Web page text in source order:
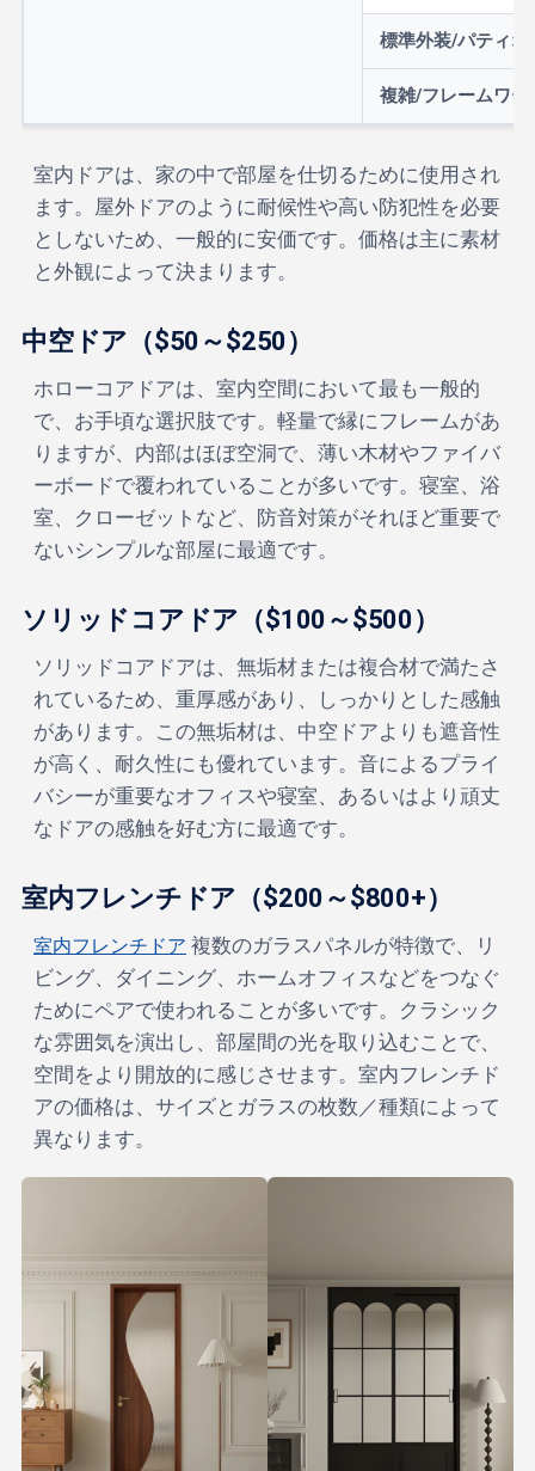
標準外装/パティオ
複雑/フレームワー
室内ドアは、家の中で部屋を仕切るために使用され
ます。屋外ドアのように耐候性や高い防犯性を必要
としないため、一般的に安価です。価格は主に素材
と外観によって決まります。
中空ドア（$50～$250）
ホローコアドアは、室内空間において最も一般的
で、お手頃な選択肢です。軽量で縁にフレームがあ
りますが、内部はほぼ空洞で、薄い木材やファイバ
ーボードで覆われていることが多いです。寝室、浴
室、クローゼットなど、防音対策がそれほど重要で
ないシンプルな部屋に最適です。
ソリッドコアドア（$100～$500）
ソリッドコアドアは、無垢材または複合材で満たさ
れているため、重厚感があり、しっかりとした感触
があります。この無垢材は、中空ドアよりも遮音性
が高く、耐久性にも優れています。音によるプライ
バシーが重要なオフィスや寝室、あるいはより頑丈
なドアの感触を好む方に最適です。
室内フレンチドア（$200～$800+）
室内フレンチドア 複数のガラスパネルが特徴で、リ
ビング、ダイニング、ホームオフィスなどをつなぐ
ためにペアで使われることが多いです。クラシック
な雰囲気を演出し、部屋間の光を取り込むことで、
空間をより開放的に感じさせます。室内フレンチド
アの価格は、サイズとガラスの枚数／種類によって
異なります。